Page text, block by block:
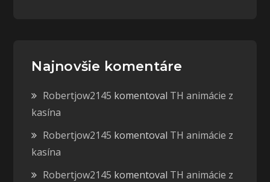
Najnovšie komentáre
Robertjow2145 komentoval TH animácie z
kasína
Robertjow2145 komentoval TH animácie z
kasína
Robertjow2145 komentoval TH animácie z